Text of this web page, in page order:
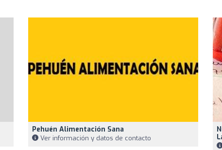
Pehuén Alimentación Sana
Ver información y datos de contacto